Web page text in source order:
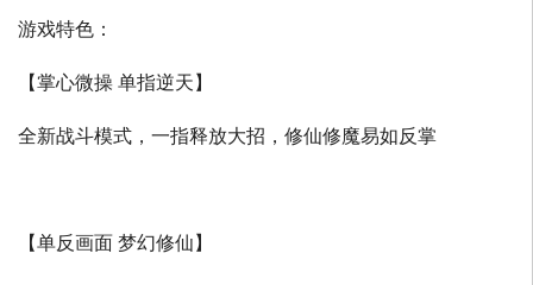
游戏特色：
【掌心微操 单指逆天】
全新战斗模式，一指释放大招，修仙修魔易如反掌
【单反画面 梦幻修仙】